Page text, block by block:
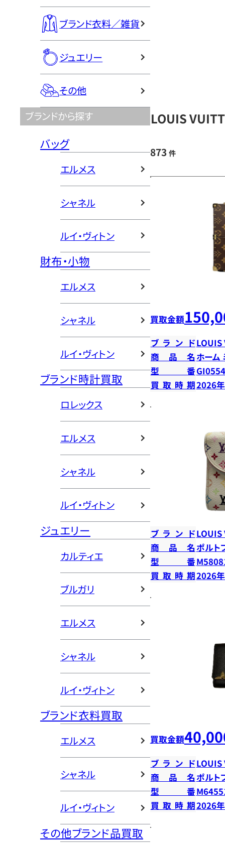
ブランド衣料／雑貨
ジュエリー
その他
ブランドから探す
バッグ
エルメス
シャネル
ルイ・ヴィトン
財布・小物
エルメス
シャネル
ルイ・ヴィトン
ブランド時計買取
ロレックス
エルメス
シャネル
ルイ・ヴィトン
ジュエリー
カルティエ
ブルガリ
エルメス
シャネル
ルイ・ヴィトン
ブランド衣料買取
エルメス
シャネル
ルイ・ヴィトン
その他ブランド品買取
LOUIS
873 件
買取金額
ブランドLOUIS
商品名 ホーム
型番GI0554
買取時期2026
ブランドLOUIS
商品名ポルト
型番
買取時期2026
買取金額
ブランドLOUIS
商品名ポルト
型番
買取時期2026